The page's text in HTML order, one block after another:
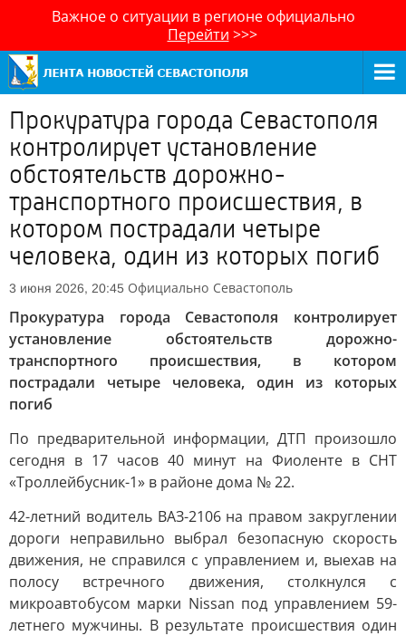
Важное о ситуации в регионе официально
Перейти >>>
Прокуратура города Севастополя
контролирует установление
обстоятельств дорожно-
транспортного происшествия, в
котором пострадали четыре
человека, один из которых погиб
3 июня 2026, 20:45 Официально Севастополь
Прокуратура города Севастополя контролирует
установление обстоятельств дорожно-
транспортного происшествия, в котором
пострадали четыре человека, один из которых
погиб
По предварительной информации, ДТП произошло
сегодня в 17 часов 40 минут на Фиоленте в СНТ
«Троллейбусник-1» в районе дома № 22.
42-летний водитель ВАЗ-2106 на правом закруглении
дороги неправильно выбрал безопасную скорость
движения, не справился с управлением и, выехав на
полосу встречного движения, столкнулся с
микроавтобусом марки Nissan под управлением 59-
летнего мужчины. В результате происшествия один